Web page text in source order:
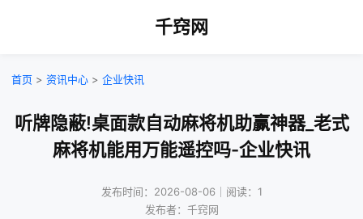
千窍网
首页 > 资讯中心 > 企业快讯
听牌隐蔽!桌面款自动麻将机助赢神器_老式
麻将机能用万能遥控吗-企业快讯
发布时间：2026-08-06｜阅读：1
发布者：千窍网